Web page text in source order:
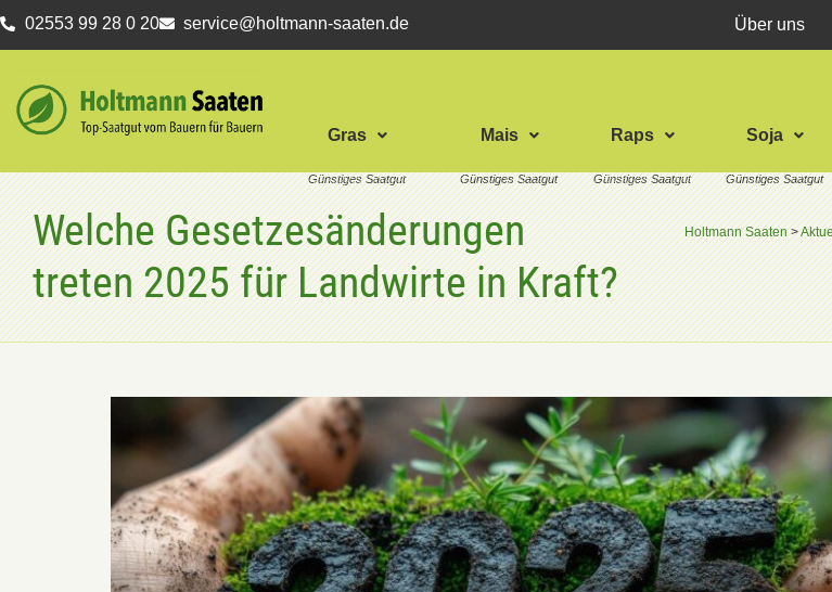
02553 99 28 0 20 service@holtmann-saaten.de Über uns
Gras Mais Raps Soja
Welche Gesetzesänderungen
treten 2025 für Landwirte in Kraft?
Holtmann Saaten>